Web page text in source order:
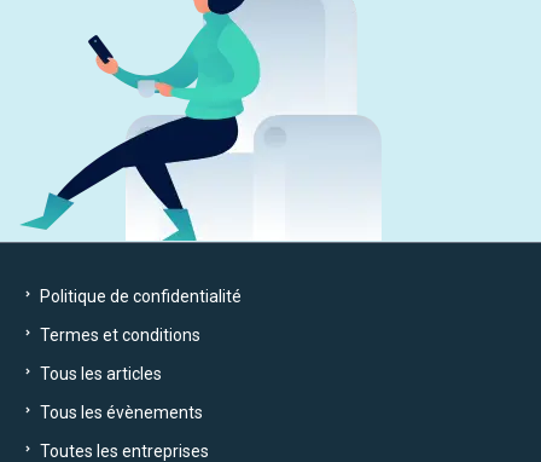
Politique de confidentialité
Termes et conditions
Tous les articles
Tous les évènements
Toutes les entreprises